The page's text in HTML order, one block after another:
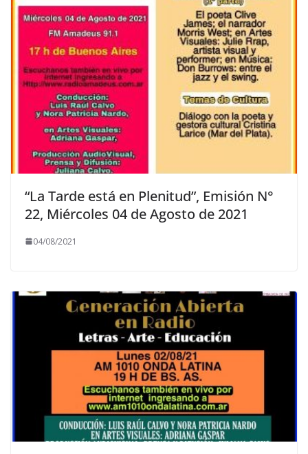
“La Tarde está en Plenitud”, Emisión N°
22, Miércoles 04 de Agosto de 2021
04/08/2021